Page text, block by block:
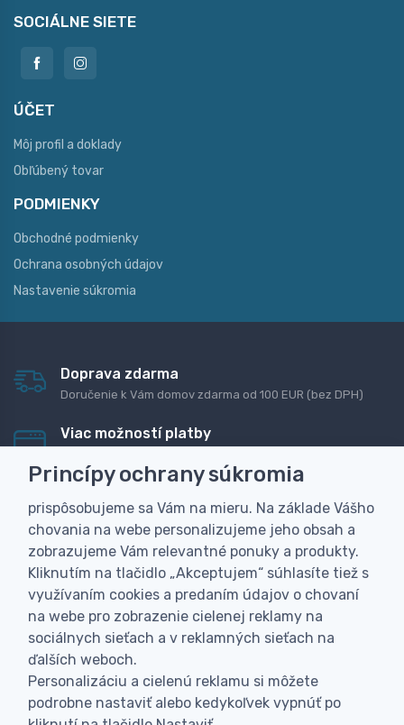
SOCIÁLNE SIETE
ÚČET
Môj profil a doklady
Obľúbený tovar
PODMIENKY
Obchodné podmienky
Ochrana osobných údajov
Nastavenie súkromia
Doprava zdarma
Doručenie k Vám domov zdarma od 100 EUR (bez DPH)
Viac možností platby
dobierku
Personalizácia
Vyrobíme Vám vlastný originálny darček
Skúsenosť
Široký sortiment, z ktorého Vám pomôžeme vybrať
Princípy ochrany súkromia
prispôsobujeme sa Vám na mieru. Na základe Vášho
chovania na webe personalizujeme jeho obsah a
zobrazujeme Vám relevantné ponuky a produkty.
Kliknutím na tlačidlo „Akceptujem“ súhlasíte tiež s
využívaním cookies a predaním údajov o chovaní
na webe pro zobrazenie cielenej reklamy na
sociálnych sieťach a v reklamných sieťach na
ďalších weboch.
Personalizáciu a cielenú reklamu si môžete
podrobne nastaviť alebo kedykoľvek vypnúť po